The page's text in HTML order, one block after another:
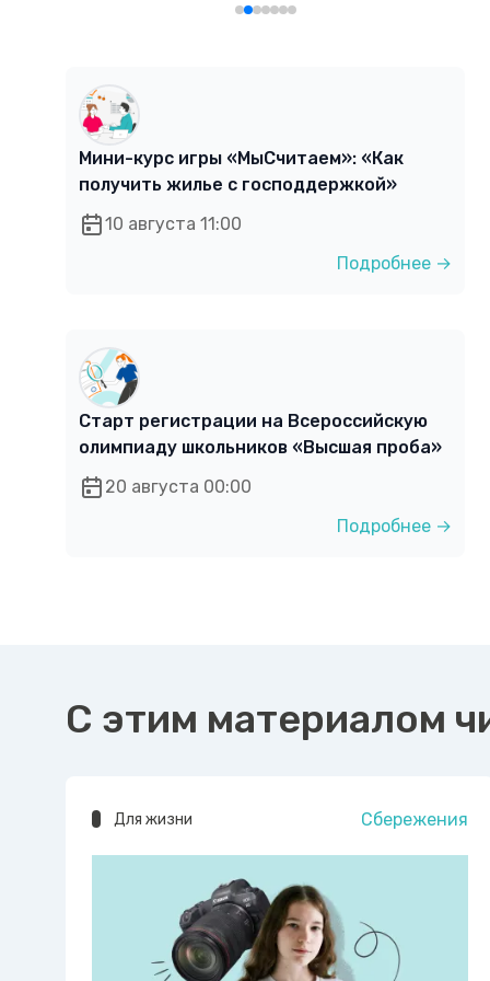
Мини-курс игры «МыСчитаем»: «Как
получить жилье с господдержкой»
10 августа 11:00
Подробнее →
Старт регистрации на Всероссийскую
олимпиаду школьников «Высшая проба»
20 августа 00:00
Подробнее →
С этим материалом
Для жизни Сбережения